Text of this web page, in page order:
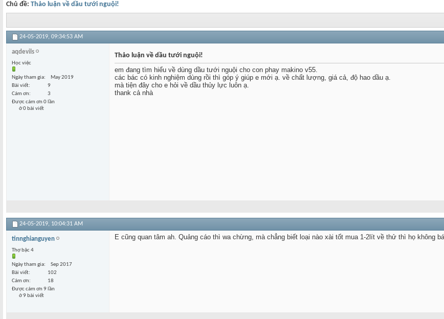
Chủ đề: Thảo luận về dầu tưới nguội!
24-05-2019, 09:34:53 AM
aqdevils
Học việc
Ngày tham gia
May 2019
Bài viết
9
Cám ơn
3
Được cám ơn 0 lần
ở 0 bài viết
Thảo luận về dầu tưới nguội!
em đang tìm hiểu về dùng dầu tưới nguội cho con phay makino v55.
các bác có kinh nghiệm dùng rồi thì góp ý giúp e mới ạ. về chất lượng, giá cả, độ hao dầu ạ.
mà tiện đây cho e hỏi về dầu thủy lực luôn ạ.
thank cả nhà
24-05-2019, 10:04:31 AM
tinnghianguyen
Thợ bậc 4
Ngày tham gia
Sep 2017
Bài viết
102
Cám ơn
18
Được cám ơn 9 lần
ở 9 bài viết
E cũng quan tâm ah. Quảng cáo thì wa chừng, mà chẳng biết loại nào xài tốt mua 1-2lít về thử thì họ không